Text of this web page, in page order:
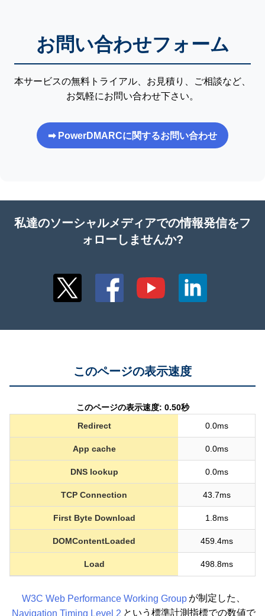
お問い合わせフォーム
本サービスの無料トライアル、お見積り、ご相談など、
お気軽にお問い合わせ下さい。
➡ PowerDMARCに関するお問い合わせ
私達のソーシャルメディアでの情報発信をフ
ォローしませんか?
このページの表示速度
このページの表示速度: 0.50秒
Redirect
0.0ms
App cache 0.0ms
DNS lookup 0.0ms
TCP Connection 43.7ms
First Byte Download 1.8ms
DOMContentLoaded 459.4ms
Load 498.8ms
W3C Web Performance Working Group が制定した、
Navigation Timing Level 2 という標準計測指標での数値で